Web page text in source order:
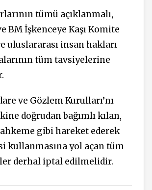
tümü açıklanmalı,
BM İşkenceye Kaşı Komite
uluslararası insan hakları
tüm tavsiyelerine
ve Gözlem Kurulları’nı
doğrudan bağımlı kılan,
gibi hareket ederek
kullanmasına yol açan tüm
derhal iptal edilmelidir.